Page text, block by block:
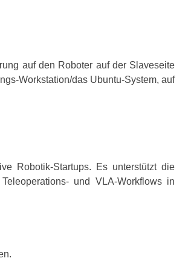
auf den Roboter auf der Slaveseite
Workstation/das Ubuntu-System, auf
Robotik-Startups. Es unterstützt die
und VLA-Workflows in